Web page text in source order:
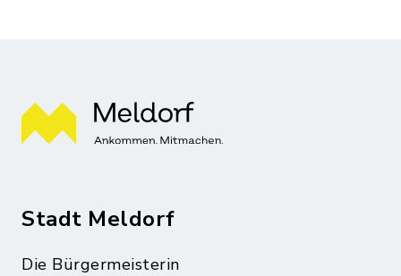
Stadt Meldorf
Die Bürgermeisterin